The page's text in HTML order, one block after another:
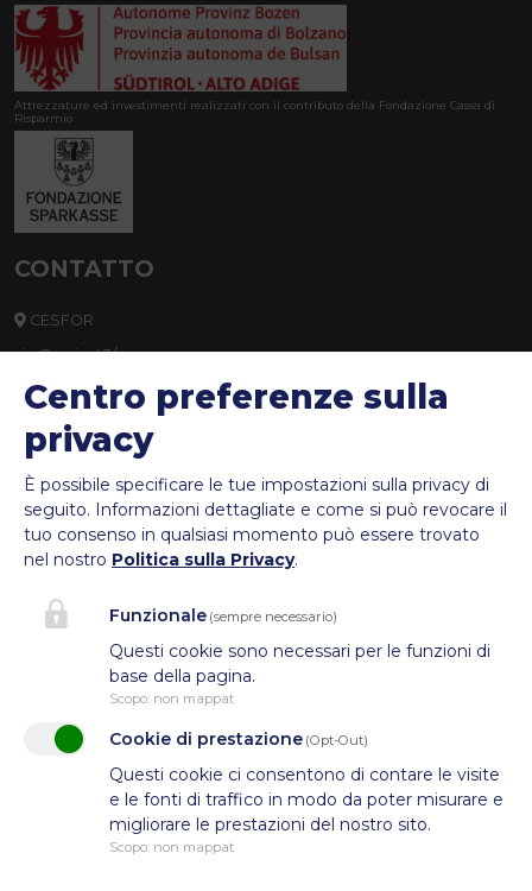
Attrezzature ed investimenti realizzati con il contributo della Fondazione Cassa di
Risparmio
CONTATTO
CESFOR
via Orazio 43/a,
39100 Bolzano
info@cesfor.bz.it
0471 272690
P.IVA: IT01337640211
C.F.: 94010650219
Centro preferenze sulla
privacy
È possibile specificare le tue impostazioni sulla privacy di
seguito. Informazioni dettagliate e come si può revocare il
tuo consenso in qualsiasi momento può essere trovato
nel nostro Politica sulla Privacy.
Funzionale (sempre necessario)
Questi cookie sono necessari per le funzioni di
base della pagina.
Scopo: non mappat
Cookie di prestazione (Opt-Out)
Questi cookie ci consentono di contare le visite
e le fonti di traffico in modo da poter misurare e
migliorare le prestazioni del nostro sito.
Scopo: non mappat